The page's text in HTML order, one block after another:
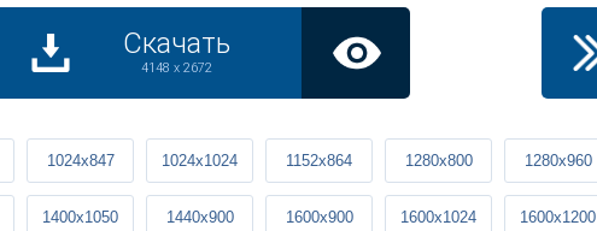
Скачать
4148 x 2672
1024x847 1024x1024 1152x864 1280x800 1280x960
1400x1050 1440x900 1600x900 1600x1024 1600x1200